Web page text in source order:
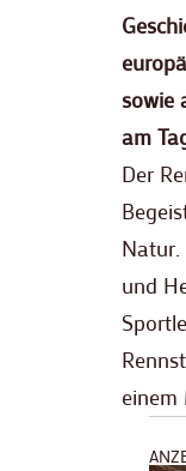
sowie
am
Der
Natur.
und
einem